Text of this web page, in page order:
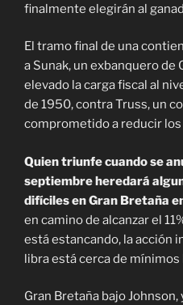
finalmente elegirán al
El tramo final de una
a Sunak, un exbanquero de
elevado la carga fiscal al
de 1950, contra Truss, un
comprometido a reducir
Quien triunfe cuando se
septiembre heredará
difíciles en Gran Bretaña
en camino de alcanzar el
está estancando, la acción
libra está cerca de
Gran Bretaña bajo Johnson,